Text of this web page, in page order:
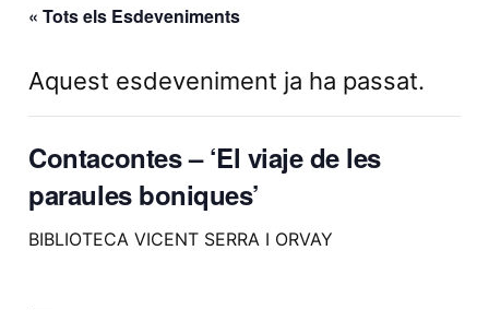
« Tots els Esdeveniments
Aquest esdeveniment ja ha passat.
Contacontes – ‘El viaje de les
paraules boniques’
BIBLIOTECA VICENT SERRA I ORVAY